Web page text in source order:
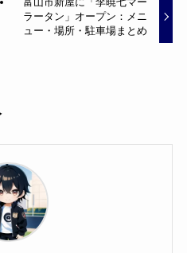
ラータン」オープン：メニ
ュー・場所・駐車場まとめ